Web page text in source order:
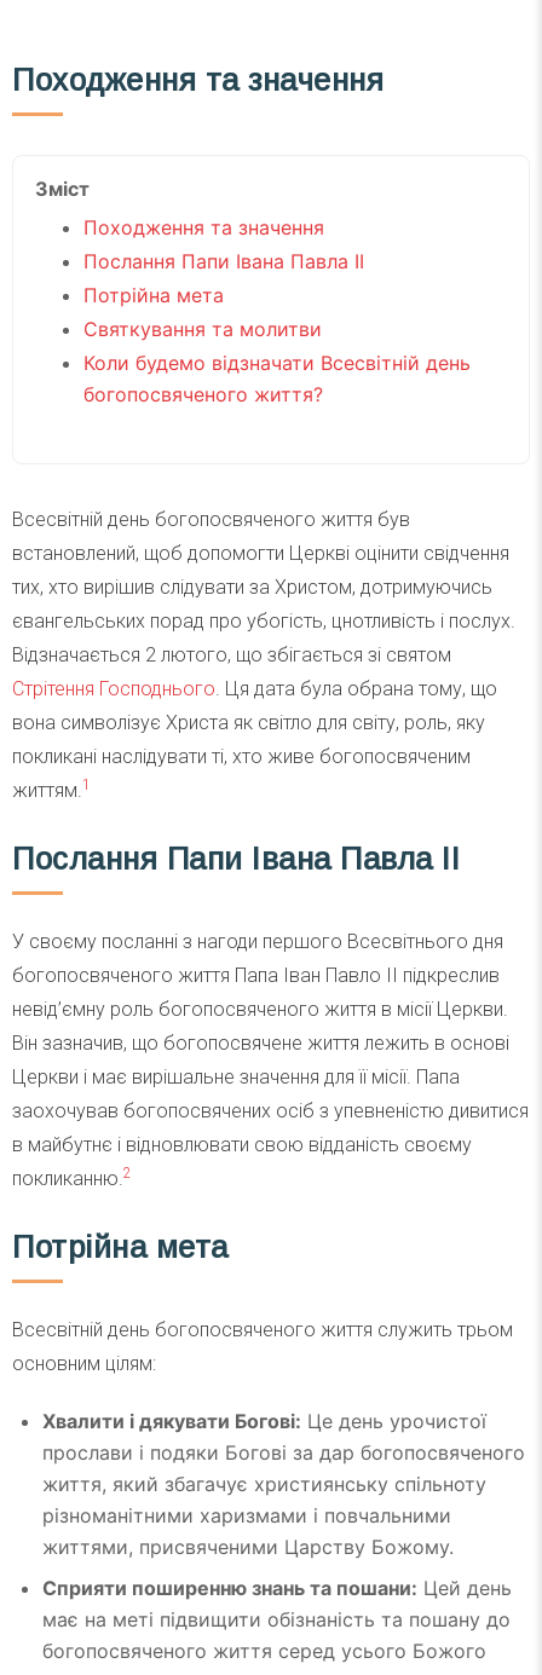
Походження та значення
Зміст
Походження та значення
Послання Папи Івана Павла ІІ
Потрійна мета
Святкування та молитви
Коли будемо відзначати Всесвітній день
богопосвяченого життя?
Всесвітній день богопосвяченого життя був
встановлений, щоб допомогти Церкві оцінити свідчення
тих, хто вирішив слідувати за Христом, дотримуючись
євангельських порад про убогість, цнотливість і послух.
Відзначається 2 лютого, що збігається зі святом
Стрітення Господнього. Ця дата була обрана тому, що
вона символізує Христа як світло для світу, роль, яку
покликані наслідувати ті, хто живе богопосвяченим
життям.1
Послання Папи Івана Павла ІІ
У своєму посланні з нагоди першого Всесвітнього дня
богопосвяченого життя Папа Іван Павло ІІ підкреслив
невід’ємну роль богопосвяченого життя в місії Церкви.
Він зазначив, що богопосвячене життя лежить в основі
Церкви і має вирішальне значення для її місії. Папа
заохочував богопосвячених осіб з упевненістю дивитися
в майбутнє і відновлювати свою відданість своєму
покликанню.2
Потрійна мета
Всесвітній день богопосвяченого життя служить трьом
основним цілям:
Хвалити і дякувати Богові: Це день урочистої
прослави і подяки Богові за дар богопосвяченого
життя, який збагачує християнську спільноту
різноманітними харизмами і повчальними
життями, присвяченими Царству Божому.
Сприяти поширенню знань та пошани: Цей день
має на меті підвищити обізнаність та пошану до
богопосвяченого життя серед усього Божого